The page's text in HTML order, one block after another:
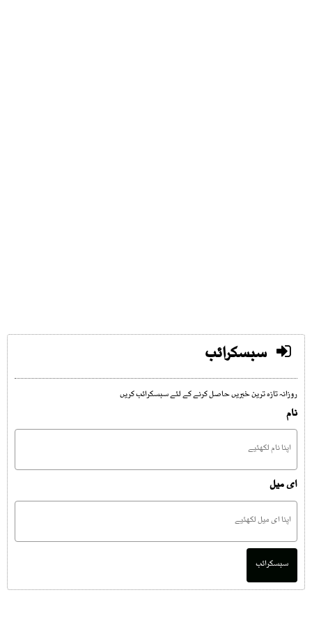
سبسکرائب
روزانہ تازہ ترین خبریں حاصل کرنے کے لئے سبسکرائب کریں
نام
ای میل
سبسکرائب